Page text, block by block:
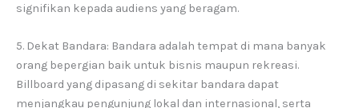
signifikan kepada audiens yang beragam.
5. Dekat Bandara: Bandara adalah tempat di mana banyak
orang bepergian baik untuk bisnis maupun rekreasi.
Billboard yang dipasang di sekitar bandara dapat
menjangkau pengunjung lokal dan internasional, serta